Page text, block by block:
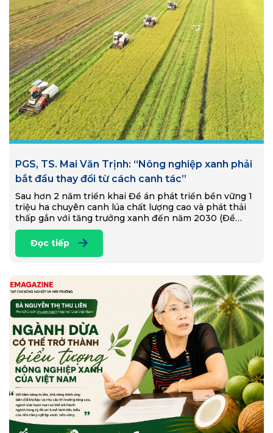
PGS, TS. Mai Văn Trịnh: “Nông nghiệp xanh phải
bắt đầu thay đổi từ cách canh tác”
Sau hơn 2 năm triển khai Đề án phát triển bền vững 1
triệu ha chuyên canh lúa chất lượng cao và phát thải
thấp gắn với tăng trưởng xanh đến năm 2030 (Đề…
Đọc tiếp